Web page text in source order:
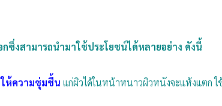
กซึ่งสามารถนำมาใช้ประโยชน์ได้หลายอย่าง ดังนี้
ห้ความชุ่มชื้น แก่ผิวได้ในหน้าหนาวผิวหนังจะแห้งแตก